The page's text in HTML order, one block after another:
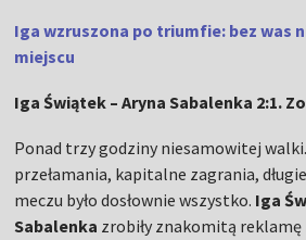
Iga wzruszona po triumfie: bez was
miejscu
Iga Świątek – Aryna Sabalenka 2:1.
Ponad trzy godziny niesamowitej
przełamania, kapitalne zagrania,
meczu było dosłownie wszystko. Iga
Sabalenka zrobiły znakomitą